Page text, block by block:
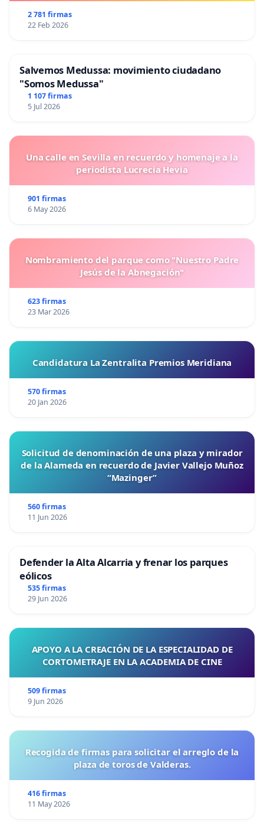
2 781 firmas
22 Feb 2026
Salvemos Medussa: movimiento ciudadano
"Somos Medussa"
1 107 firmas
5 Jul 2026
Una calle en Sevilla en recuerdo y homenaje a la
periodista Lucrecia Hevia
901 firmas
6 May 2026
Nombramiento del parque como "Nuestro Padre
Jesús de la Abnegación"
623 firmas
23 Mar 2026
Candidatura La Zentralita Premios Meridiana
570 firmas
20 Jan 2026
Solicitud de denominación de una plaza y mirador
de la Alameda en recuerdo de Javier Vallejo Muñoz
“Mazinger”
560 firmas
11 Jun 2026
Defender la Alta Alcarria y frenar los parques
eólicos
535 firmas
29 Jun 2026
APOYO A LA CREACIÓN DE LA ESPECIALIDAD DE
CORTOMETRAJE EN LA ACADEMIA DE CINE
509 firmas
9 Jun 2026
Recogida de firmas para solicitar el arreglo de la
plaza de toros de Valderas.
416 firmas
11 May 2026